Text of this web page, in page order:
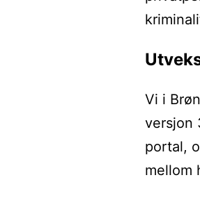
Vi i
versjon
portal,
mellom